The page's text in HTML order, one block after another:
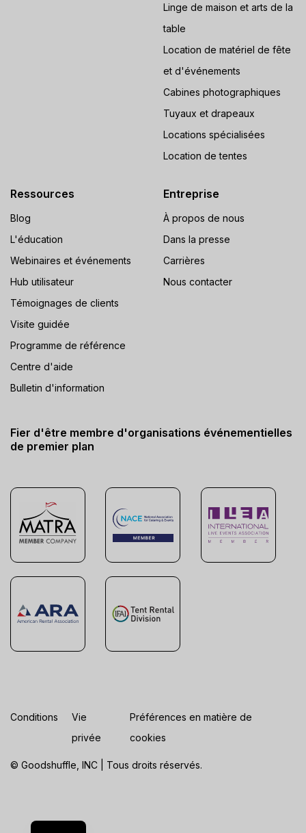
Linge de maison et arts de la
table
Location de matériel de fête
et d'événements
Cabines photographiques
Tuyaux et drapeaux
Locations spécialisées
Location de tentes
Ressources
Blog
L'éducation
Webinaires et événements
Hub utilisateur
Témoignages de clients
Visite guidée
Programme de référence
Centre d'aide
Bulletin d'information
Entreprise
À propos de nous
Dans la presse
Carrières
Nous contacter
Fier d'être membre d'organisations événementielles
de premier plan
© Goodshuffle, INC | Tous droits réservés.
Conditions
Vie
privée
Préférences en matière de
cookies